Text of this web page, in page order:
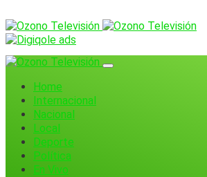
Home
Internacional
Nacional
Local
Deporte
Política
En Vivo